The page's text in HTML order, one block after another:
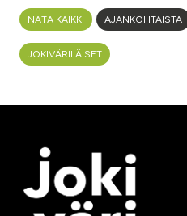
NÄTÄ KAIKKI AJANKOHTAISTA
JOKIVÄRILÄISET